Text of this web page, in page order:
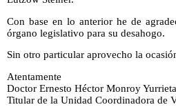
Con base en lo anterior he de
órgano legislativo para su desahogo.
Sin otro particular aprovecho la
Atentamente
Doctor Ernesto Héctor Monroy
Titular de la Unidad Coordinadora de